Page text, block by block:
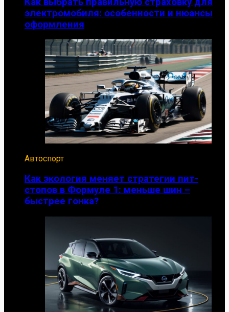
электромобиля: особенности и нюансы
оформления
Автоспорт
Как экология меняет стратегии пит-
стопов в Формуле 1: меньше шин –
быстрее гонка?